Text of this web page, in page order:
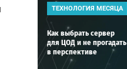
ТЕХНОЛОГИЯ МЕСЯЦА
Как выбрать сервер
для ЦОД и не прогадать
в перспективе